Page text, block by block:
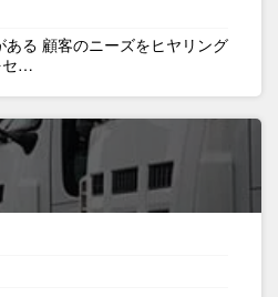
る 顧客のニーズをヒヤリング
セ…